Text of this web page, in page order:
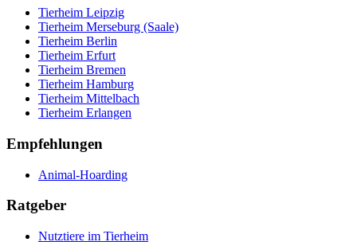
Tierheim Leipzig
Tierheim Merseburg (Saale)
Tierheim Berlin
Tierheim Erfurt
Tierheim Bremen
Tierheim Hamburg
Tierheim Mittelbach
Tierheim Erlangen
Empfehlungen
Animal-Hoarding
Ratgeber
Nutztiere im Tierheim